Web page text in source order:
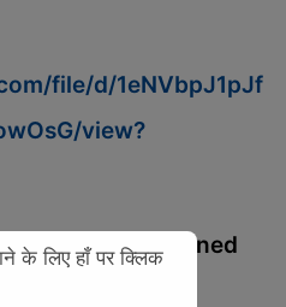
file/d/1eNVbpJ1pJf
view?
/ Scanned
के लिए हाँ पर क्लिक